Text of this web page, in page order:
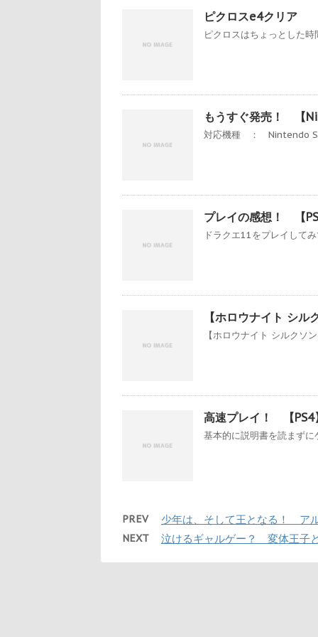
ピクロスe4クリア
ピクロスはちょっとした
もうすぐ発売！ 【
対応機種 ： Nintendo
プレイの感想！ 【
ドラクエ11をプレイして
【ホロウナイト シ
【ホロウナイト シルクソ
高速プレイ！ 【PS4
基本的に説明書を読まず
PREV 少年は、そして王となる！ ア
NEXT 泣けるギャルゲー？ 変体王子